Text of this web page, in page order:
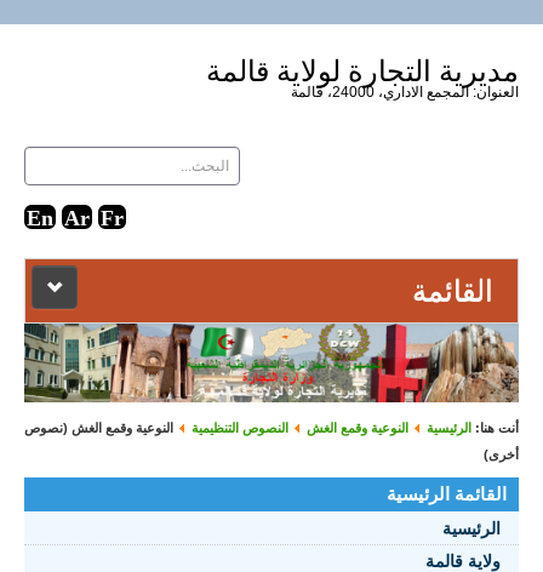
مديرية التجارة لولاية قالمة
العنوان: المجمع الاداري، 24000، قالمة
القائمة
الرئيسية
إتصل بنا
الأحـداث 2021
أنت هنا: الرئيسية النوعية وقمع الغش النصوص التنظيمية
النوعية وقمع الغش (نصوص
أخرى)
القائمة الرئيسية
الرئيسية
ولاية قالمة